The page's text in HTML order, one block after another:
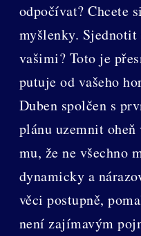
odpočívat? Chcete
myšlenky.
vašimi? Toto je
putuje od vašeho
Duben spolčen s
plánu uzemnit
mu, že ne všechno
dynamicky a
věci postupně,
není zajímavým